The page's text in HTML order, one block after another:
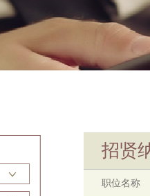
招贤
职位名称